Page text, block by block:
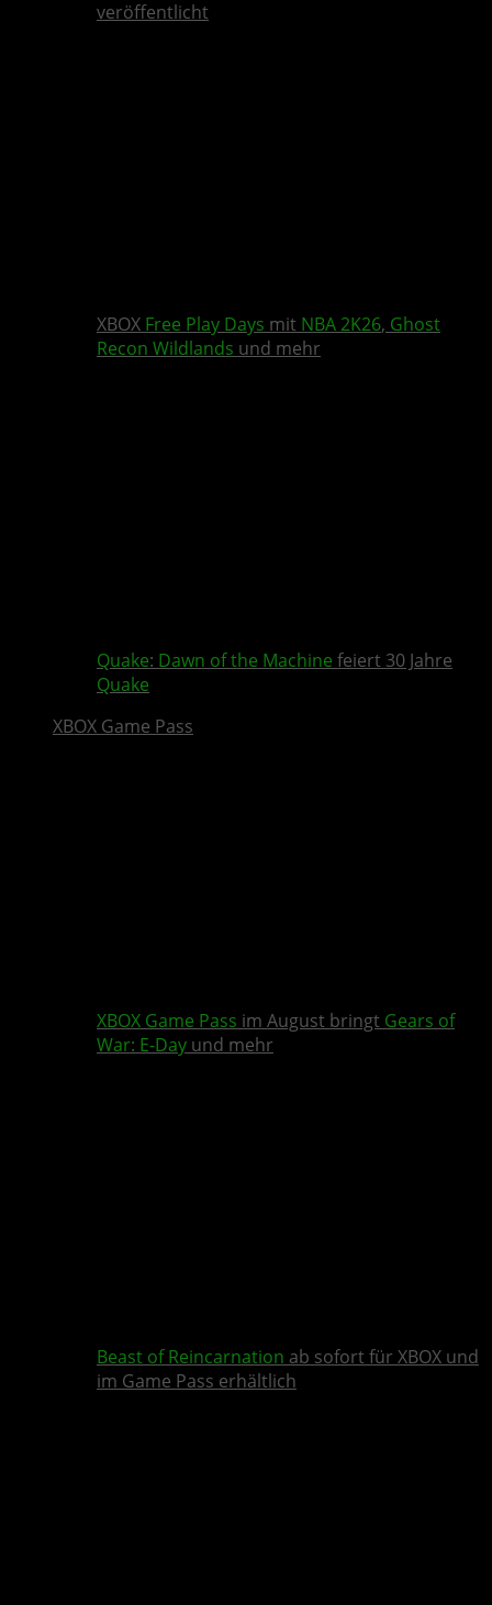
veröffentlicht
XBOX Free Play Days mit NBA 2K26, Ghost
Recon Wildlands und mehr
Quake: Dawn of the Machine feiert 30 Jahre
Quake
XBOX Game Pass
XBOX Game Pass im August bringt Gears of
War: E-Day und mehr
Beast of Reincarnation ab sofort für XBOX und
im Game Pass erhältlich